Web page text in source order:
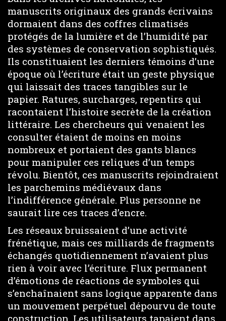
manuscrits originaux des grands écrivains
dormaient dans des coffres climatisés
protégés de la lumière et de l’humidité par
des systèmes de conservation sophistiqués.
Ils constituaient les derniers témoins d’une
époque où l’écriture était un geste physique
qui laissait des traces tangibles sur le
papier. Ratures, surcharges, repentirs qui
racontaient l’histoire secrète de la création
littéraire. Les chercheurs qui venaient les
consulter étaient de moins en moins
nombreux et portaient des gants blancs
pour manipuler ces reliques d’un temps
révolu. Bientôt, ces manuscrits rejoindraient
les parchemins médiévaux dans
l’indifférence générale. Plus personne ne
saurait lire ces traces d’encre.
Les réseaux bruissaient d’une activité
frénétique, mais ces milliards de fragments
échangés quotidiennement n’avaient plus
rien à voir avec l’écriture. Flux permanent
d’émotions de réactions de symboles qui
s’enchaînaient sans logique apparente dans
un mouvement perpétuel dépourvu de toute
construction. Les utilisateurs tapaient dans